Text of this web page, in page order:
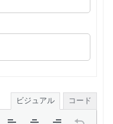
ビジュアル コード